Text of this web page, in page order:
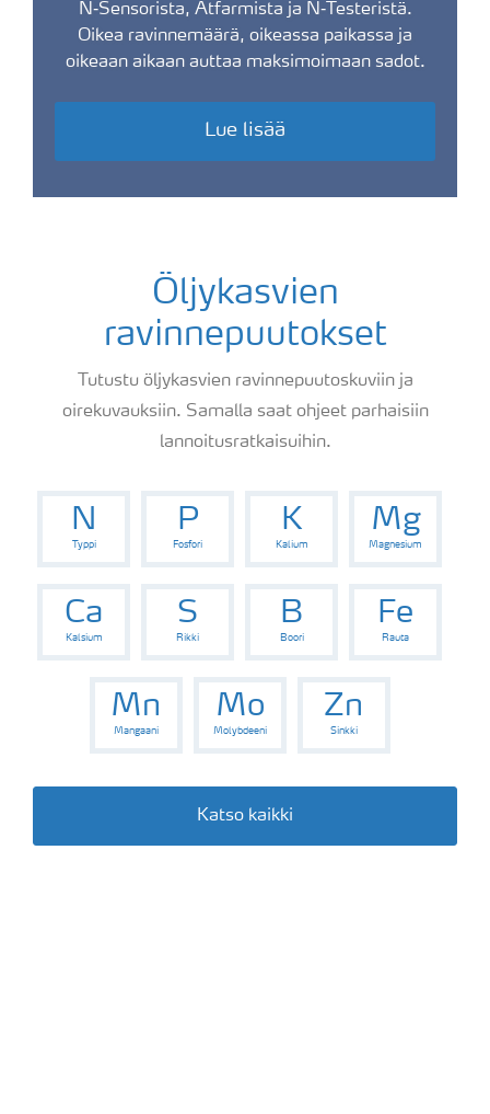
N‑Sensorista, Atfarmista ja N‑Testeristä.
Oikea ravinnemäärä, oikeassa paikassa ja
oikeaan aikaan auttaa maksimoimaan sadot.
Lue lisää
Öljykasvien
ravinnepuutokset
Tutustu öljykasvien ravinnepuutoskuviin ja
oirekuvauksiin. Samalla saat ohjeet parhaisiin
lannoitusratkaisuihin.
N
Typpi
P
Fosfori
K
Kalium
Mg
Magnesium
Ca
Kalsium
S
Rikki
B
Boori
Fe
Rauta
Mn
Mangaani
Mo
Molybdeeni
Zn
Sinkki
Katso kaikki